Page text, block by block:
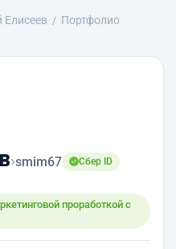
Елисеев
Портфолио
›smim67
Сбер ID
проработкой с